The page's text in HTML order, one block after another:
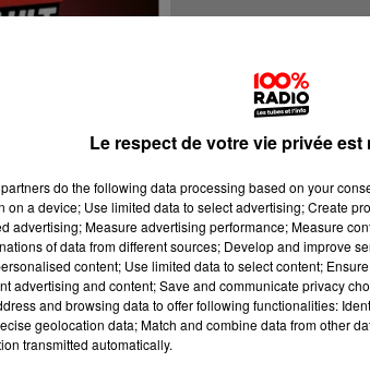
Le respect de votre vie privée
do the following data processing based on your
on a device; Use limited data to select advertising; Create
advertising; Measure advertising performance; Measure
of data from different sources; Develop and improve
content; Use limited data to select content;
advertising and content; Save and communicate privacy
and browsing data to offer following functionalities:
geolocation data; Match and combine data from other
transmitted automatically.